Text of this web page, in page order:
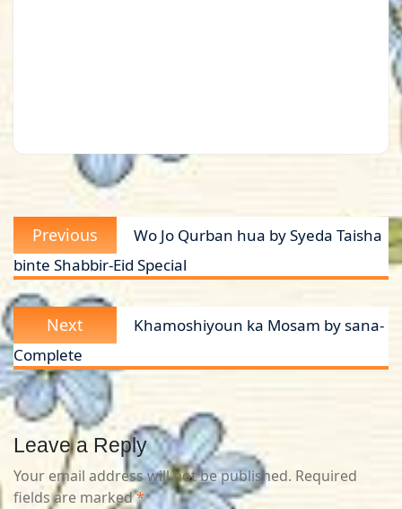
Post
navigation
Previous
Previous
post:
Wo Jo Qurban hua by Syeda Taisha
binte Shabbir-Eid Special
Next
Next
post:
Khamoshiyoun ka Mosam by sana-
Complete
Leave a Reply
Your email address will not be published. Required
fields are marked*